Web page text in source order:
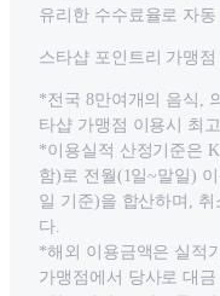
유리한 수수료율로 자
스타샵 포인트리 가맹점
*전국 8만여개의 음식,
타샵 가맹점 이용시 최
*이용실적 산정기준은
함)로 전월(1일~말일)
일 기준)을 합산하며,
다.
*해외 이용금액은 실적
가맹점에서 당사로 대